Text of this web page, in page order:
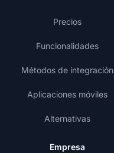
Precios
Funcionalidades
Métodos de integración
Aplicaciones móviles
Alternativas
Empresa